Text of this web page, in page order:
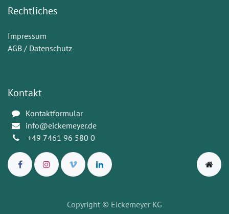
Rechtliches
Impressum
AGB / Datenschutz
Kontakt
Kontaktformular
info@eickemeyer.de
+49 7461 96 580 0
Copyright © Eickemeyer KG